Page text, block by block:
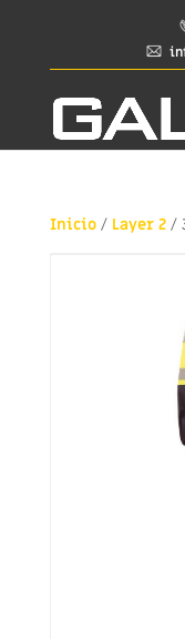
Inicio/ Layer 2/